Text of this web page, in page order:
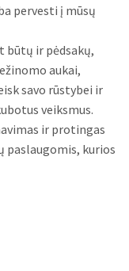
pervesti į mūsų
būtų ir pėdsakų,
aukai,
savo rūstybei ir
veiksmus.
ir protingas
paslaugomis, kurios